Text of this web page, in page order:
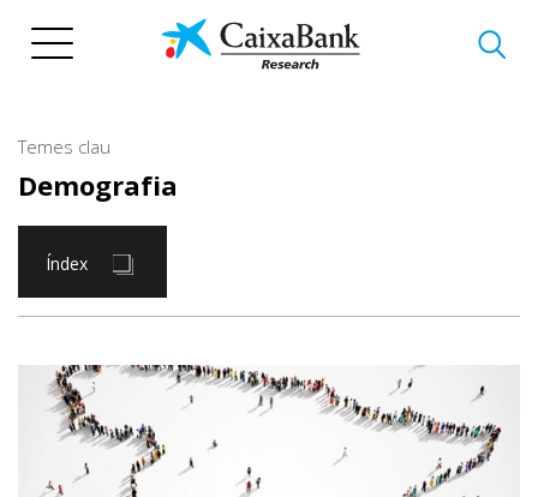
Temes clau
Demografia
Índex